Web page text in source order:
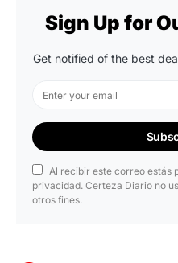
Sign Up for
Get notified of the best
Al recibir este correo estás
privacidad. Certeza Diario no
otros fines.